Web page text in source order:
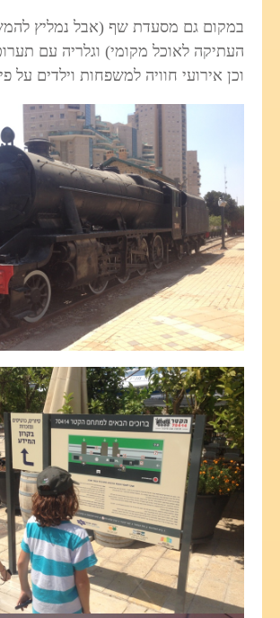
במקום גם מסעדת שף (אבל נמליץ
העתיקה לאוכל מקומי) וגלריה עם
וכן אירועי חוויה למשפחות וילדים על